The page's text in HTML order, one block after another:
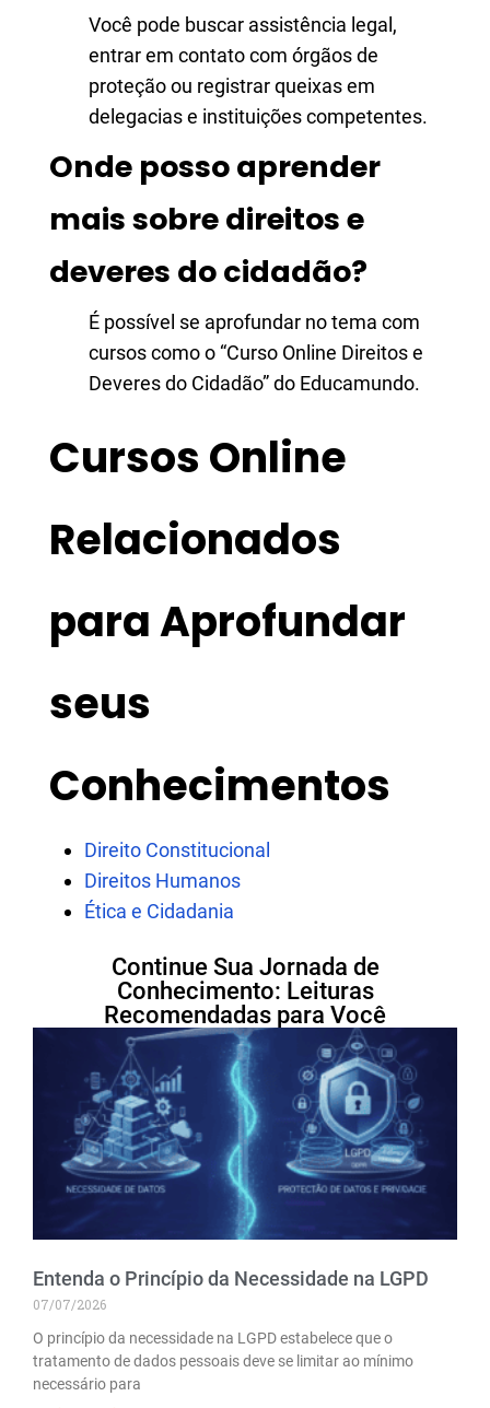
Você pode buscar assistência legal,
entrar em contato com órgãos de
proteção ou registrar queixas em
delegacias e instituições competentes.
Onde posso aprender
mais sobre direitos e
deveres do cidadão?
É possível se aprofundar no tema com
cursos como o “Curso Online Direitos e
Deveres do Cidadão” do Educamundo.
Cursos Online
Relacionados
para Aprofundar
seus
Conhecimentos
Direito Constitucional
Direitos Humanos
Ética e Cidadania
Continue Sua Jornada de
Conhecimento: Leituras
Recomendadas para Você
Entenda o Princípio da Necessidade na LGPD
07/07/2026
O princípio da necessidade na LGPD estabelece que o
tratamento de dados pessoais deve se limitar ao mínimo
necessário para